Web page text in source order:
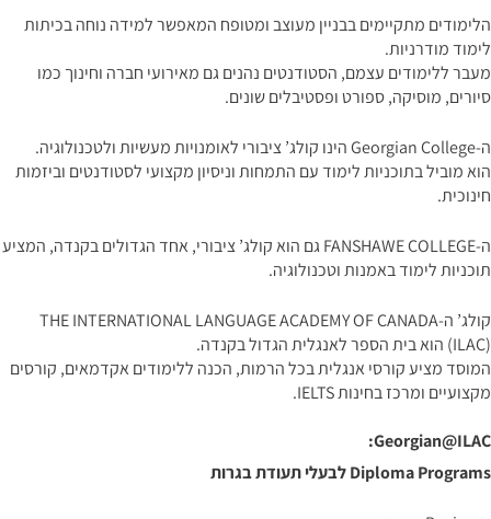
הלימודים מתקיימים בבניין מעוצב ומטופח המאפשר למידה נוחה בכיתות
לימוד מודרניות.
מעבר ללימודים עצמם, הסטודנטים נהנים גם מאירועי חברה וחינוך כמו
סיורים, מוסיקה, ספורט ופסטיבלים שונים.
ה-Georgian College הינו קולג’ ציבורי לאומנויות מעשיות ולטכנולוגיה.
הוא מוביל בתוכניות לימוד עם התמחות וניסיון מקצועי לסטודנטים וביזמות
חינוכית.
ה-FANSHAWE COLLEGE גם הוא קולג’ ציבורי, אחד הגדולים בקנדה, המציע
תוכניות לימוד באמנות וטכנולוגיה.
קולג’ ה-THE INTERNATIONAL LANGUAGE ACADEMY OF CANADA
(ILAC) הוא בית הספר לאנגלית הגדול בקנדה.
המוסד מציע קורסי אנגלית בכל הרמות, הכנה ללימודים אקדמאים, קורסים
מקצועיים ומרכז בחינות IELTS.
Georgian@ILAC:
Diploma Programs לבעלי תעודת בגרות